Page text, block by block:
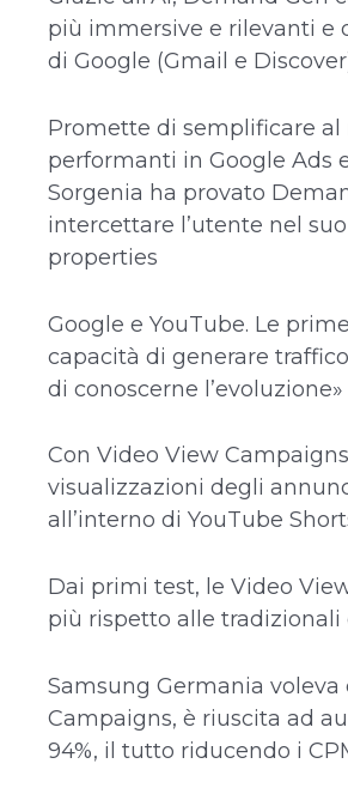
più immersive e rilevanti e
di Google (Gmail e
Promette di semplificare
performanti in Google Ads
Sorgenia ha provato
intercettare l’utente nel
properties
Google e YouTube. Le
capacità di generare
di conoscerne
Con Video View
visualizzazioni degli
all’interno di YouTube
Dai primi test, le Video
più rispetto alle tradizionali
Samsung Germania
Campaigns, è riuscita ad
94%, il tutto riducendo i